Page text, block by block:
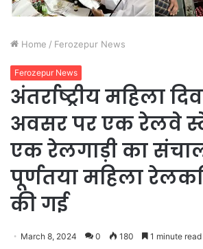
Home / Ferozepur News
Ferozepur News
अंतर्राष्ट्रीय महिला
अवसर पर एक रेलवे
एक रेलगाड़ी का
पूर्णतया महिला
की गई
March 8, 2024 0 180 1 minute read